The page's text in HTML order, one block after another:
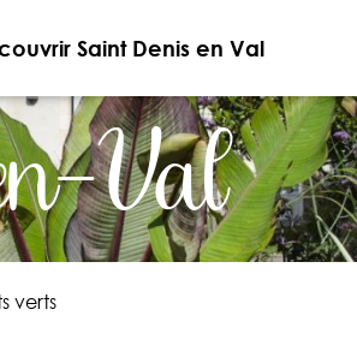
Saint Denis en Val
Val
verts